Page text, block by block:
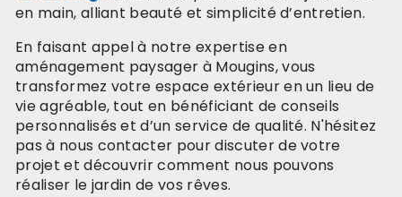
en main, alliant beauté et simplicité d’entretien.
En faisant appel à notre expertise en
aménagement paysager à Mougins, vous
transformez votre espace extérieur en un lieu de
vie agréable, tout en bénéficiant de conseils
personnalisés et d’un service de qualité. N'hésitez
pas à nous contacter pour discuter de votre
projet et découvrir comment nous pouvons
réaliser le jardin de vos rêves.